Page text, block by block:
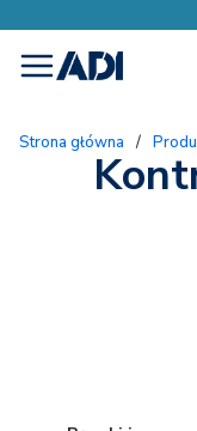
menu
Strona główna /